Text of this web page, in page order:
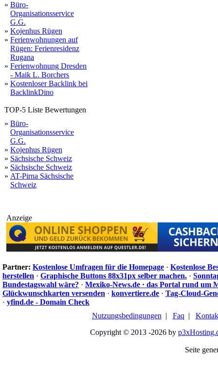
» Büro-
Organisationsservice
G.G.
» Kojenhus Rügen
» Ferienwohnungen auf
Rügen: Ferienresidenz
Rugana
» Ferienwohnung Dresden
- Maik L. Borchers
» Kostenloser Backlink bei
BacklinkDino
TOP-5 Liste Bewertungen
» Büro-
Organisationsservice
G.G.
» Kojenhus Rügen
» Sächsische Schweiz
» Sächsische Schweiz
» AT-Pirna Sächsische
Schweiz
Anzeige
Partner: Kostenlose Umfragen für die Homepage · Kostenlose
herstellen · Graphische Buttons 88x31px selber machen. ·
Bundestagswahl wäre? · Mexiko-News.de · das Portal rund um
Glückwunschkarten versenden · konvertiere.de · Tag-Cloud-
· yfind.de - Domain Check
Nutzungsbedingungen | Faq |
Copyright © 2013 -2026 by
Seite